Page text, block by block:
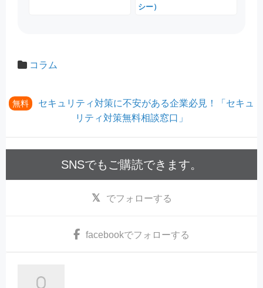
シー）
コラム
無料
セキュリティ対策に不安がある企業必見！「セキュ
リティ対策無料相談窓口」
SNSでもご購読できます。
でフォローする
facebookでフォローする